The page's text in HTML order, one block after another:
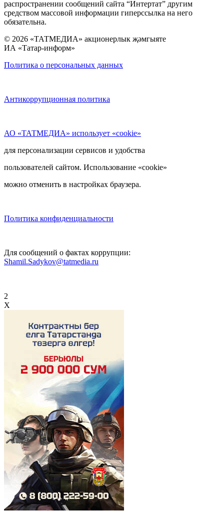
распространении сообщений сайта “Интертат” другим
средством массовой информации гиперссылка на него
обязательна.
© 2026 «ТАТМЕДИА» акционерлык җәмгыяте
ИА «Татар-информ»
Политика о персональных данных
Антикоррупционная политика
АО «ТАТМЕДИА» использует «cookie»
для персонализации сервисов и удобства
пользователей сайтом. Использование «cookie»
можно отменить в настройках браузера.
Политика конфиденциальности
Для сообщений о фактах коррупции:
Shamil.Sadykov@tatmedia.ru
2
X